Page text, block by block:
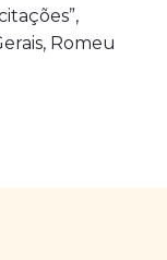
Romeu